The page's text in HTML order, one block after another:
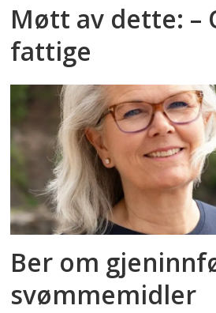
Møtt av dette: –
fattige
Ber om
svømmemidler